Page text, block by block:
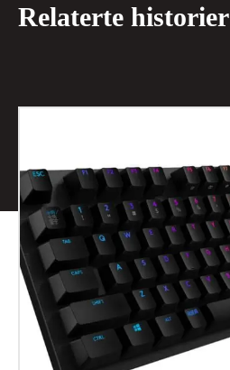
Relaterte historier